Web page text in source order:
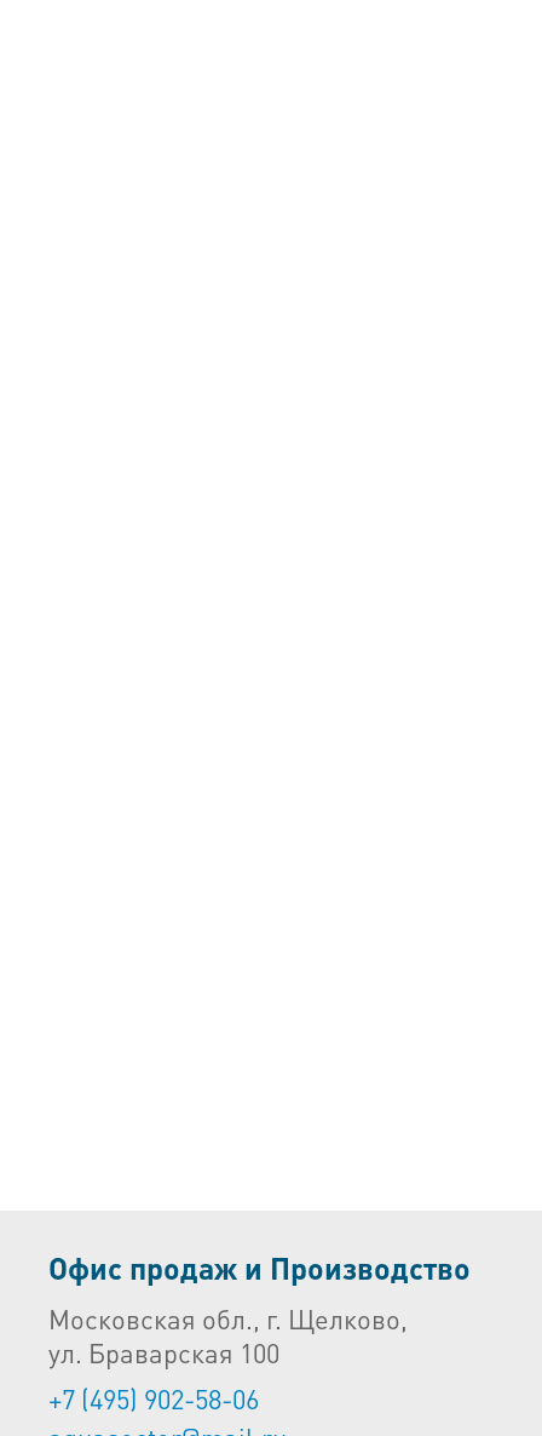
Офис продаж и Производство
Московская обл., г. Щелково,
ул. Браварская 100
+7 (495) 902-58-06